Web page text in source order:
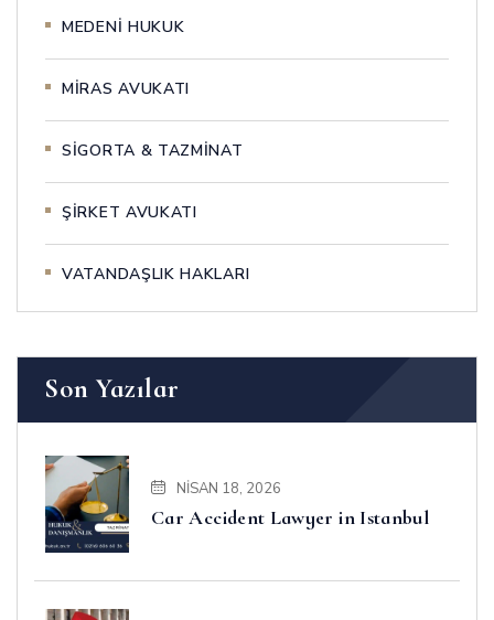
MEDENİ HUKUK
MİRAS AVUKATI
SİGORTA & TAZMİNAT
ŞİRKET AVUKATI
VATANDAŞLIK HAKLARI
Son Yazılar
NISAN 18, 2026
Car Accident Lawyer in Istanbul